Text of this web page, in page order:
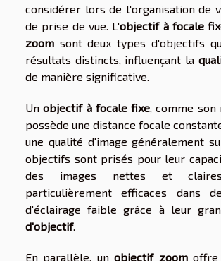
considérer lors de l'organisation de
de prise de vue. L'objectif à focale
zoom sont deux types d'objectifs
résultats distincts, influençant la
de manière significative.
Unobjectif à focale fixe, comme son
possède une distance focale
une qualité d'image généralement
objectifs sont prisés pour leur
des images nettes et
particulièrement efficaces dans
d'éclairage faible grâce à leur
d'objectif.
En parallèle, unobjectif zoomoffre